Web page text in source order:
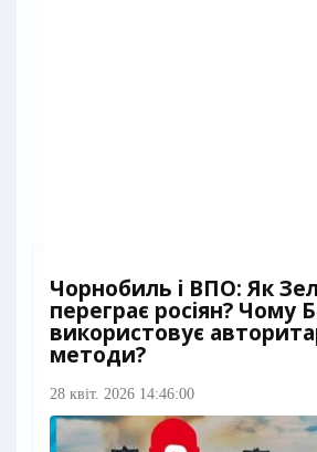
Чорнобиль і ВПО: Як
переграє росіян? Чому
використовує
методи?
28 квіт. 2026 14:46:00